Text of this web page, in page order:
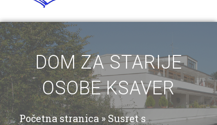
DOM ZA STARIJE
OSOBE KSAVER
Početna stranica»Susret s